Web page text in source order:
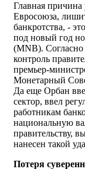
Главная
Евросоюза,
банкротства, -
под новый год
(MNB).
контроль
премьер-
Монетарный
Да еще Орбан
сектор, ввел
работникам
национальную
правительству,
нанесен такой
Потеря